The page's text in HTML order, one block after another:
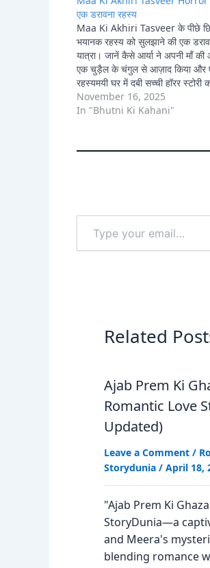
एक डरावना रहस्य
Maa Ki Akhiri Tasveer के पीछे
भयानक रहस्य को सुलझाने की एक
यात्रा। जानें कैसे आर्या ने अपनी माँ की
एक चुड़ैल के चंगुल से आज़ाद किया और
रहस्यमयी घर में दबी सच्ची हॉरर स्टोरी
पर्दाफ़ाश किया।
November 16, 2025
In "Bhutni Ki Kahani"
your
email…
Related
Ajab Prem Ki
Romantic Love
Updated)
Leave a Comment /
Storydunia / April 18,
"Ajab Prem Ki
StoryDunia—a
and Meera's
blending romance